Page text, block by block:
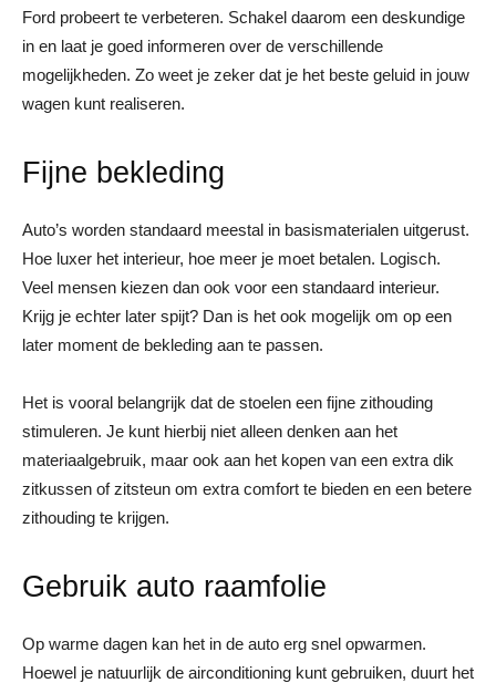
Ford probeert te verbeteren. Schakel daarom een deskundige
in en laat je goed informeren over de verschillende
mogelijkheden. Zo weet je zeker dat je het beste geluid in jouw
wagen kunt realiseren.
Fijne bekleding
Auto’s worden standaard meestal in basismaterialen uitgerust.
Hoe luxer het interieur, hoe meer je moet betalen. Logisch.
Veel mensen kiezen dan ook voor een standaard interieur.
Krijg je echter later spijt? Dan is het ook mogelijk om op een
later moment de bekleding aan te passen.
Het is vooral belangrijk dat de stoelen een fijne zithouding
stimuleren. Je kunt hierbij niet alleen denken aan het
materiaalgebruik, maar ook aan het kopen van een extra dik
zitkussen of zitsteun om extra comfort te bieden en een betere
zithouding te krijgen.
Gebruik auto raamfolie
Op warme dagen kan het in de auto erg snel opwarmen.
Hoewel je natuurlijk de airconditioning kunt gebruiken, duurt het